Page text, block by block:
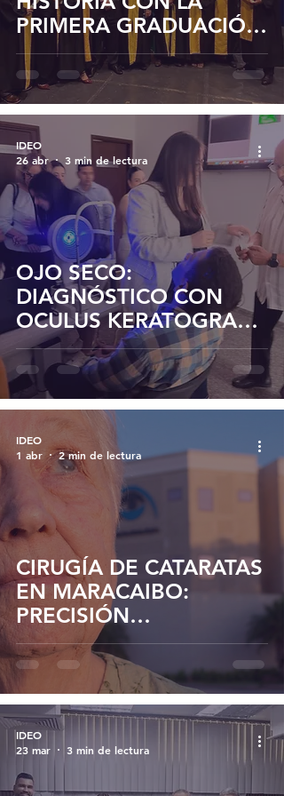
PRIMERA GRADUACIÓN
DE SUBESPECIALISTAS
EN RETINOLOGÍA Y
SEGMENTO ANTERIOR
CON TITULACIÓN
UNIVERSITARIA EN
VENEZUELA
OJO SECO:
DIAGNÓSTICO CON
OCULUS KERATOGRAPH
Y TRATAMIENTO CON
IPL | TALLER EN IDEO
IDEO
26 abr
3 min de lectura
CIRUGÍA DE CATARATAS
EN MARACAIBO:
PRECISIÓN
DIAGNÓSTICA Y
TECNOLOGÍA DE
VANGUARDIA EN IDEO
IDEO
1 abr
2 min de lectura
IDEO
23 mar
3 min de lectura